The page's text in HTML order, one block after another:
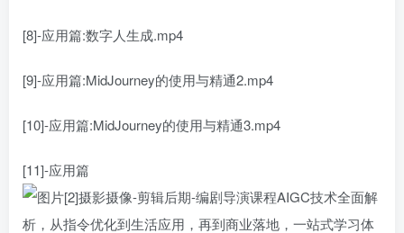
[8]-应用篇:数字人生成.mp4
[9]-应用篇:MidJourney的使用与精通2.mp4
[10]-应用篇:MidJourney的使用与精通3.mp4
[11]-应用篇